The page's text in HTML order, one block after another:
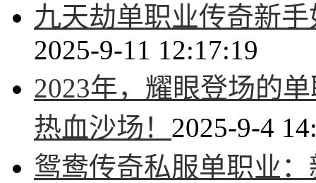
九天劫单职业传奇新
2025-9-11 12:17:19
2023年，耀眼登场的
热血沙场！ 2025-9-4
鸳鸯传奇私服单职业